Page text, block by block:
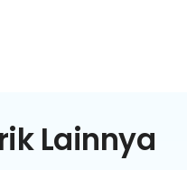
Lainnya